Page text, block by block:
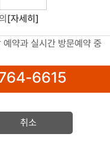
[자세히]
약과 실시간 방문예약 중
6615
취소